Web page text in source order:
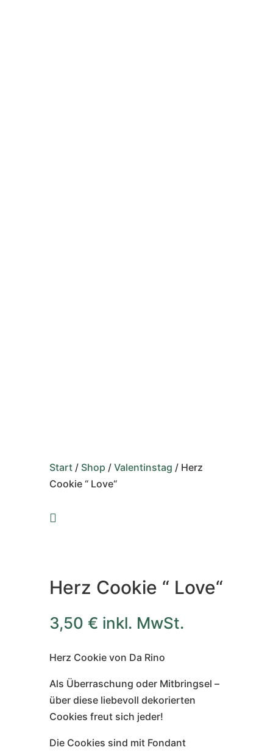
Start/ Shop / Valentinstag / Herz
Cookie “ Love“

Herz Cookie “ Love“
3,50 € inkl. MwSt.
Herz Cookie von Da Rino
Als Überraschung oder Mitbringsel –
über diese liebevoll dekorierten
Cookies freut sich jeder!
Die Cookies sind mit Fondant